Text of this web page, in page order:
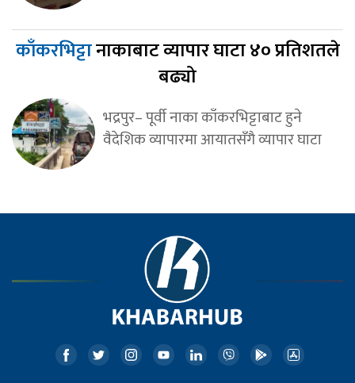
काँकरभिट्टानाकाबाट व्यापार घाटा ४० प्रतिशतले
बढ्यो
भद्रपुर– पूर्वी नाका काँकरभिट्टाबाट हुने
वैदेशिक व्यापारमा आयातसँगै व्यापार घाटा